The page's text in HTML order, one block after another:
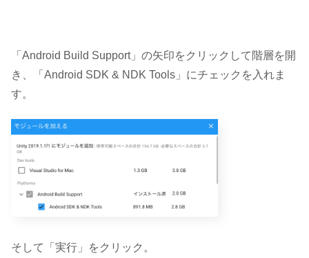
「Android Build Support」の矢印をクリックして階層を開
き、「Android SDK & NDK Tools」にチェックを入れま
す。
そして「実行」をクリック。